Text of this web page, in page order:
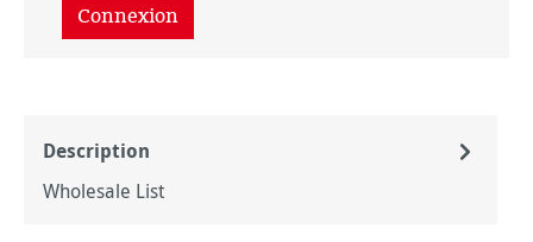
Connexion
Description
Wholesale List